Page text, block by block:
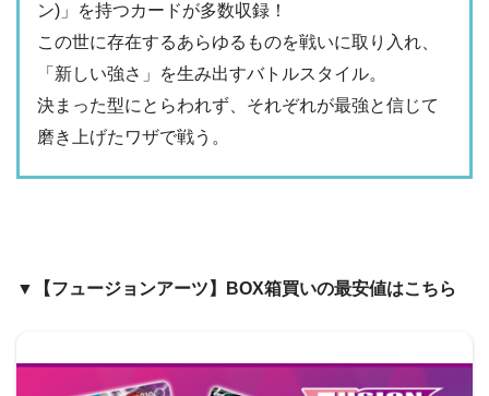
ン)」を持つカードが多数収録！
この世に存在するあらゆるものを戦いに取り入れ、
「新しい強さ」を生み出すバトルスタイル。
決まった型にとらわれず、それぞれが最強と信じて
磨き上げたワザで戦う。
▼【フュージョンアーツ】BOX箱買いの最安値はこちら